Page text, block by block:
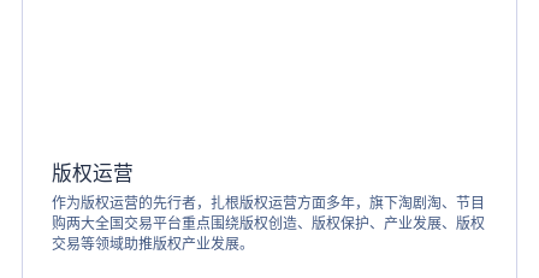
版权运营
作为版权运营的先行者，扎根版权运营方面多年，旗下淘剧淘、节目
购两大全国交易平台重点围绕版权创造、版权保护、产业发展、版权
交易等领域助推版权产业发展。